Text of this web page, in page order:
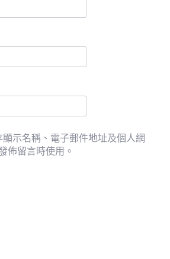
顯示名稱、電子郵件地址及個人網
佈留言時使用。